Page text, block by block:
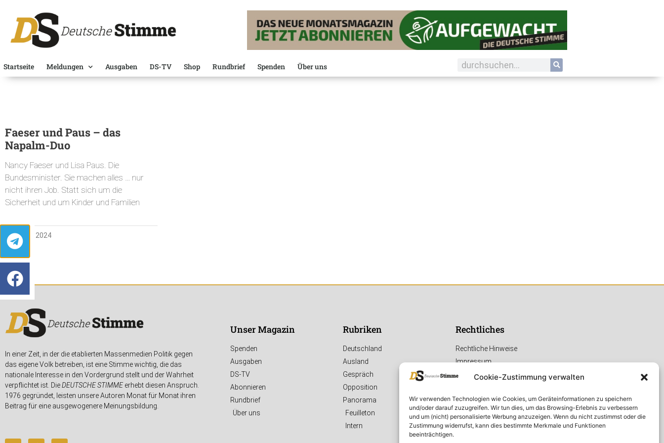
Cookie-Zustimmung verwalten
Wir verwenden Technologien wie Cookies, um Geräteinformationen zu speichern
und/oder darauf zuzugreifen. Wir tun dies, um das Browsing-Erlebnis zu verbessern
und um (nicht) personalisierte Werbung anzuzeigen. Wenn du nicht zustimmst oder die
Zustimmung widerrufst, kann dies bestimmte Merkmale und Funktionen
beeinträchtigen.
Startseite Meldungen Ausgaben DS-TV Shop Rundbrief Spenden Über uns
Faeser und Paus – das
Napalm-Duo
Nancy Faeser und Lisa Paus. Die
Bundesminister. Sie machen alles … nur
nicht ihren Job. Statt sich um die
Sicherheit und um Kinder und Familien
16. APRIL 2024
In einer Zeit, in der die etablierten Massenmedien Politik gegen
das eigene Volk betreiben, ist eine Stimme wichtig, die das
nationale Interesse in den Vordergrund stellt und der Wahrheit
verpflichtet ist. DieDEUTSCHE STIMMEerhebt diesen Anspruch.
1976 gegründet, leisten unsere Autoren Monat für Monat ihren
Beitrag für eine ausgewogenere Meinungsbildung.
Unser Magazin
Spenden
Ausgaben
DS-TV
Abonnieren
Rundbrief
Über uns
Rubriken
Deutschland
Ausland
Gespräch
Opposition
Panorama
Feuilleton
Intern
Rechtliches
Rechtliche Hinweise
Impressum
Datenschutzerklärung